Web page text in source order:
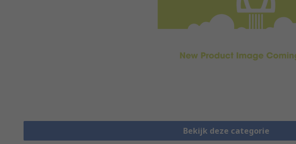
Bekijk deze categorie